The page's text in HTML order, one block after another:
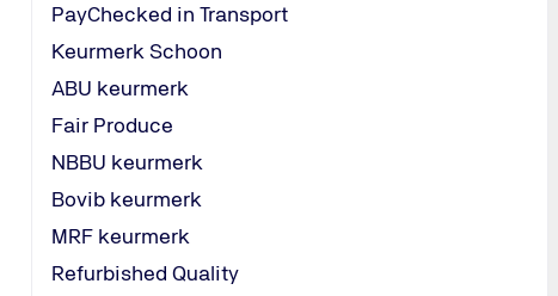
PayChecked in Transport
Keurmerk Schoon
ABU keurmerk
Fair Produce
NBBU keurmerk
Bovib keurmerk
MRF keurmerk
Refurbished Quality